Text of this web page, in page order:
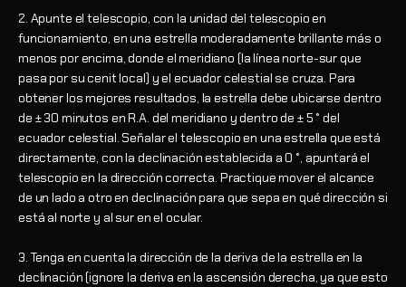
2. Apunte el telescopio, con la unidad del telescopio en
funcionamiento, en una estrella moderadamente brillante más o
menos por encima, donde el meridiano (la línea norte-sur que
pasa por su cenit local) y el ecuador celestial se cruza. Para
obtener los mejores resultados, la estrella debe ubicarse dentro
de ± 30 minutos en R.A. del meridiano y dentro de ± 5 ° del
ecuador celestial. Señalar el telescopio en una estrella que está
directamente, con la declinación establecida a 0 °, apuntará el
telescopio en la dirección correcta. Practique mover el alcance
de un lado a otro en declinación para que sepa en qué dirección si
está al norte y al sur en el ocular.
3. Tenga en cuenta la dirección de la deriva de la estrella en la
declinación (ignore la deriva en la ascensión derecha, ya que esto